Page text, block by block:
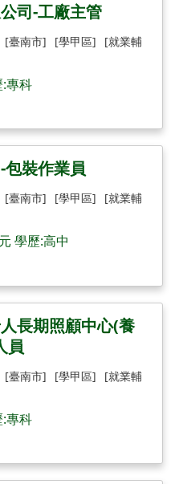
司-工廠主管
[臺南市] [學甲區]
[就業輔
專科
包裝作業員
[臺南市] [學甲區]
[就業輔
學歷:高中
長期照顧中心(養
員
[臺南市] [學甲區]
[就業輔
專科